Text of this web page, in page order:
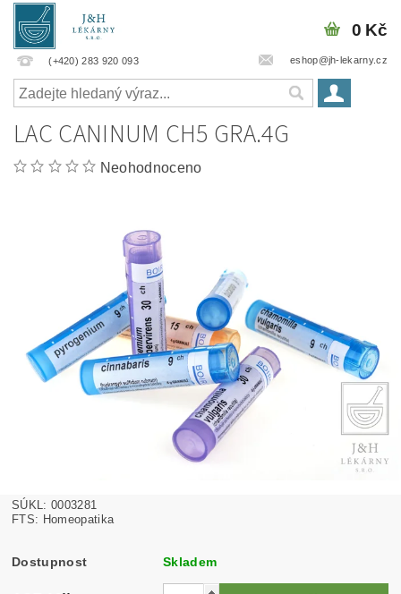
(+420) 283 920 093 eshop@jh-lekarny.cz
0 Kč
LAC CANINUM CH5 GRA.4G
Neohodnoceno
SÚKL: 0003281
FTS: Homeopatika
Dostupnost Skladem